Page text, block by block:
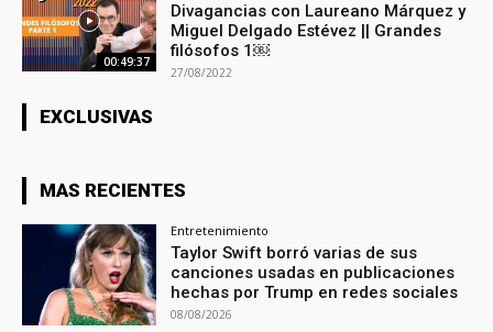
00:49:37
Divagancias con Laureano Márquez y
Miguel Delgado Estévez || Grandes
filósofos 1￼
27/08/2022
EXCLUSIVAS
MAS RECIENTES
Entretenimiento
Taylor Swift borró varias de sus
canciones usadas en publicaciones
hechas por Trump en redes sociales
08/08/2026